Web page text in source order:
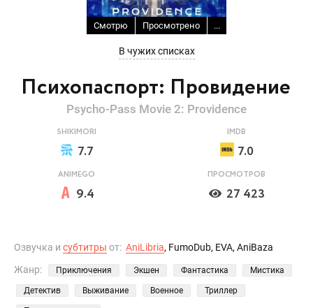
Психопаспорт: Провидение
Смотрю Просмотрено ...
В чужих списках
Psycho-Pass Movie 2: Providence
SHIKIMORI
7.7
IMDB
7.0
ANIMEGO
9.4
ПРОСМОТРОВ
27 423
Озвучка и субтитры от: AniLibria, FumoDub, EVA, AniBaza
Жанр:
Приключения Экшен Фантастика Мистика
Детектив Выживание Военное Триллер